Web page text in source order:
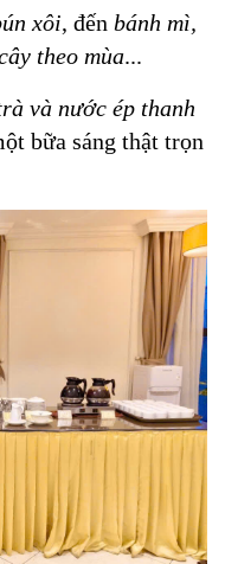
xôi, đến bánh mì,
theo mùa...
và nước ép thanh
bữa sáng thật trọn